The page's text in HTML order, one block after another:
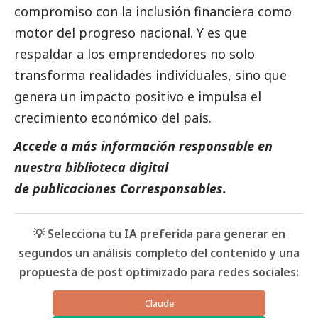
compromiso con la inclusión financiera como
motor del progreso nacional. Y es que
respaldar a los emprendedores no solo
transforma realidades individuales, sino que
genera un impacto positivo e impulsa el
crecimiento económico del país.
Accede a más información responsable en
nuestra biblioteca digital
de publicaciones Corresponsables.
💡 Selecciona tu IA preferida para generar en
segundos un análisis completo del contenido y una
propuesta de post optimizado para redes sociales:
Claude